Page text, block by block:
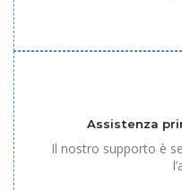
Assistenza
Il nostro supporto è